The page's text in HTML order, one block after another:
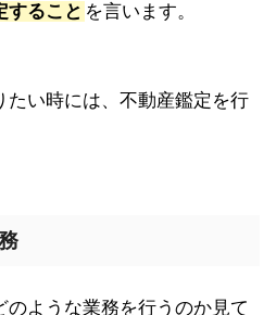
すること を言います。
たい時には、不動産鑑定を行
のような業務を行うのか見て